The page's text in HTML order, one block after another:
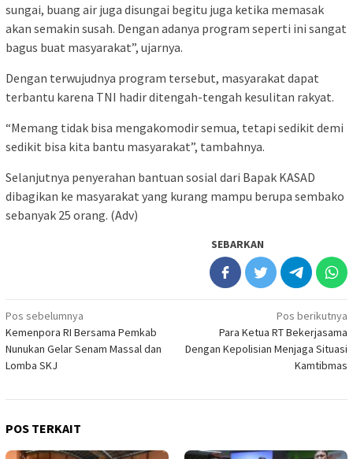
sungai, buang air juga disungai begitu juga ketika memasak
akan semakin susah. Dengan adanya program seperti ini sangat
bagus buat masyarakat”, ujarnya.
Dengan terwujudnya program tersebut, masyarakat dapat
terbantu karena TNI hadir ditengah-tengah kesulitan rakyat.
“Memang tidak bisa mengakomodir semua, tetapi sedikit demi
sedikit bisa kita bantu masyarakat”, tambahnya.
Selanjutnya penyerahan bantuan sosial dari Bapak KASAD
dibagikan ke masyarakat yang kurang mampu berupa sembako
sebanyak 25 orang. (Adv)
SEBARKAN
Navigasi
pos
Pos sebelumnya
Kemenpora RI Bersama Pemkab
Nunukan Gelar Senam Massal dan
Lomba SKJ
Pos berikutnya
Para Ketua RT Bekerjasama
Dengan Kepolisian Menjaga Situasi
Kamtibmas
POS TERKAIT